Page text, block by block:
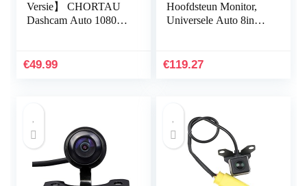
Versie】 CHORTAU
Dashcam Auto 1080P
Dashboard Camera met
€49.99
Hoofdsteun Monitor,
Universele Auto 8in
Mediaspeler HD
€119.27